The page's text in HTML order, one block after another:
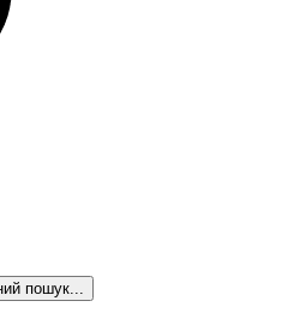
пошук...